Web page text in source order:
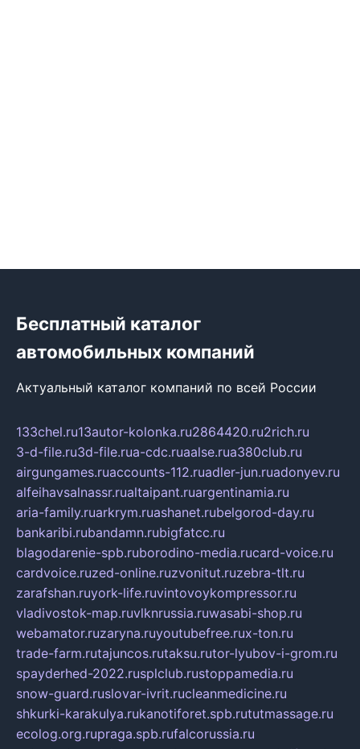
Бесплатный каталог
автомобильных компаний
Актуальный каталог компаний по всей России
133chel.ru13autor-kolonka.ru2864420.ru2rich.ru
3-d-file.ru3d-file.rua-cdc.ruaalse.rua380club.ru
airgungames.ruaccounts-112.ruadler-jun.ruadonyev.ru
alfeihavsalnassr.rualtaipant.ruargentinamia.ru
aria-family.ruarkrym.ruashanet.rubelgorod-day.ru
bankaribi.rubandamn.rubigfatcc.ru
blagodarenie-spb.ruborodino-media.rucard-voice.ru
cardvoice.ruzed-online.ruzvonitut.ruzebra-tlt.ru
zarafshan.ruyork-life.ruvintovoykompressor.ru
vladivostok-map.ruvlknrussia.ruwasabi-shop.ru
webamator.ruzaryna.ruyoutubefree.rux-ton.ru
trade-farm.rutajuncos.rutaksu.rutor-lyubov-i-grom.ru
spayderhed-2022.rusplclub.rustoppamedia.ru
snow-guard.ruslovar-ivrit.rucleanmedicine.ru
shkurki-karakulya.rukanotiforet.spb.rututmassage.ru
ecolog.org.rupraga.spb.rufalcorussia.ru